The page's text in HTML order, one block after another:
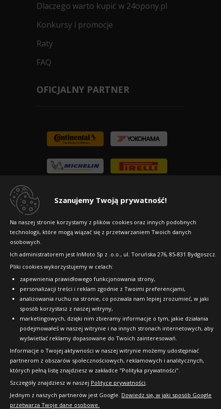
Szanujemy Twoją prywatność!
Na naszej stronie korzystamy z plików cookies oraz innych podobnych
technologii, które mogą wiązać się z przetwarzaniem Twoich danych
osobowych.
Ich administratorem jest InMoto Sp z .o.o., ul. Toruńska 276, 85-831 Bydgoszcz.
Pliki cookies wykorzystujemy w celach:
zapewnienia prawidłowego funkcjonowania strony,
personalizacji treści i reklam zgodnie z Twoimi preferencjami,
analizowania ruchu na stronie, co pozwala nam lepiej zrozumieć, w jaki
sposób korzystasz z naszej witryny,
marketingowych, dzięki nim zbieramy informacje o tym, jakie działania
podejmowałeś w naszej witrynie i na innych stronach internetowych, aby
wyświetlać reklamy dopasowane do Twoich zainteresowań.
Informacje o Twojej aktywności w naszej witrynie możemy udostępniać
partnerom z obszarów społecznościowych, reklamowych i analitycznych,
których pełną listę znajdziesz w zakładce "Polityka prywatności".
Szczegóły znajdziesz w naszej Polityce prywatności.
Jednym z naszych partnerów jest Google. Dowiedz się, w jaki sposób Google
przetwarza Twoje dane osobowe.
Dlaczego warto kupić w 24opony.pl
Konkursy i promocje
Raty
FAQ
OFICJALNY PARTNER
Copyright © 2010-2026 24opony.pl. Wszelkie
prawa zastrzeżone.